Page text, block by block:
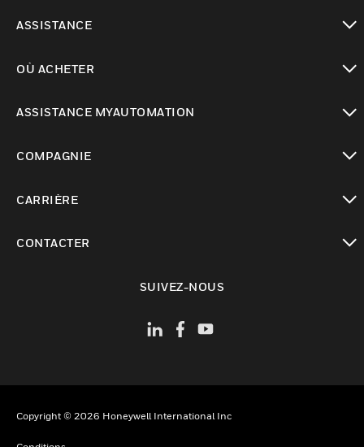
ASSISTANCE
OÙ ACHETER
ASSISTANCE MYAUTOMATION
COMPAGNIE
CARRIÈRE
CONTACTER
SUIVEZ-NOUS
Copyright © 2026 Honeywell International Inc